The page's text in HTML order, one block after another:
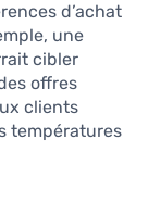
d’achat
une
cibler
offres
clients
températures